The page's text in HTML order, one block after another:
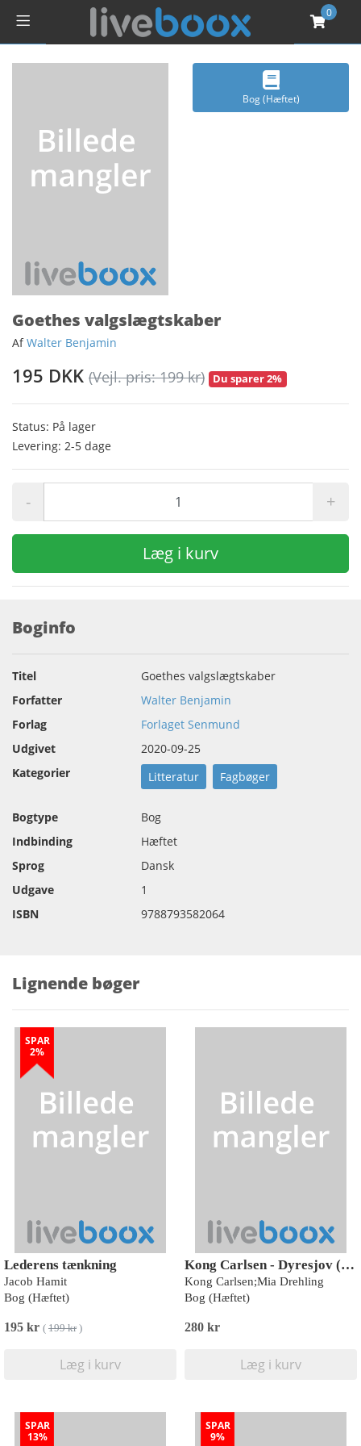
0
Bog (Hæftet)
Goethes valgslægtskaber
AfWalter Benjamin
195 DKK (Vejl. pris: 199 kr) Du sparer 2%
Status: På lager
Levering: 2-5 dage
- +
Læg i kurv
Boginfo
Titel
Goethes valgslægtskaber
Forfatter
Walter Benjamin
Forlag
Forlaget Senmund
Udgivet
2020-09-25
Kategorier
Litteratur Fagbøger
Bogtype
Bog
Indbinding
Hæftet
Sprog
Dansk
Udgave
1
ISBN
9788793582064
Lignende bøger
SPAR
2%
Lederens tænkning
Jacob Hamit
Bog (Hæftet)
195 kr ( 199 kr)
Læg i kurv
Kong Carlsen - Dyresjov (kolli 5)
Kong Carlsen;Mia Drehling
Bog (Hæftet)
280 kr
Læg i kurv
SPAR
13%
SPAR
9%